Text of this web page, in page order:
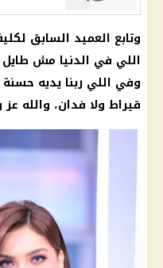
وتابع العميد السابق
اللي في الدنيا مش طايل
وفي اللي ربنا يديه حسنة
قيراط ولا فدان، والله